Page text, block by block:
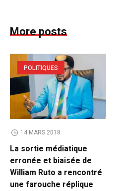
More posts
POLITIQUES
14 MARS 2018
La sortie médiatique
erronée et biaisée de
William Ruto a rencontré
une farouche réplique